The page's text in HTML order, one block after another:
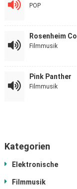
POP
Rosenheim
Filmmusik
Pink Panther
Filmmusik
Kategorien
Elektronische
Filmmusik